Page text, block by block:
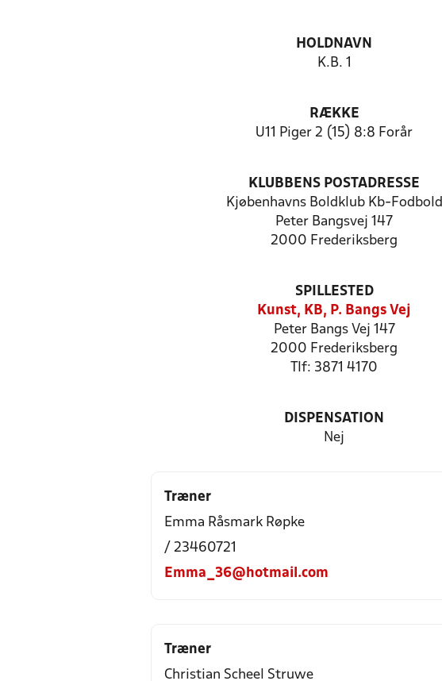
HOLDNAVN
K.B. 1
RÆKKE
U11 Piger 2 (15) 8:8 Forår
KLUBBENS POSTADRESSE
Kjøbenhavns Boldklub Kb-Fodbold
Peter Bangsvej 147
2000 Frederiksberg
SPILLESTED
Kunst, KB, P. Bangs Vej
Peter Bangs Vej 147
2000 Frederiksberg
Tlf: 3871 4170
DISPENSATION
Nej
Træner
Emma Råsmark Røpke
/ 23460721
Emma_36@hotmail.com
Træner
Christian Scheel Struwe